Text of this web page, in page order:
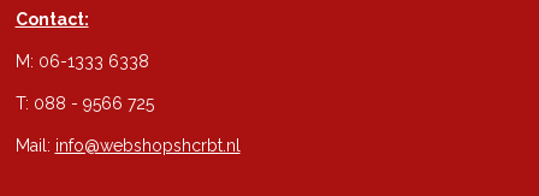
Contact:
M: 06-1333 6338
T: 088 - 9566 725
Mail: info@webshopshcrbt.nl